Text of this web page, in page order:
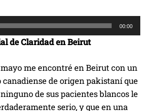
00:00
de Claridad en Beirut
me encontré en Beirut con un
canadiense de origen pakistaní que
de sus pacientes blancos le
serio, y que en una